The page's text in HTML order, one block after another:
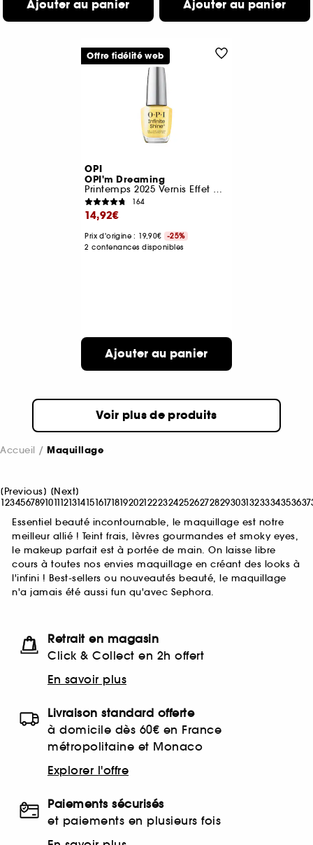
Ajouter au panier Ajouter au panier
OPI
OPI'm Dreaming
Printemps 2025 Vernis Effet Gel tenue jusqu'à 11 jours
164
14,92€
Prix d'origine : 19,90€
-25%
2 contenances disponibles
Ajouter au panier
Offre fidélité web
Voir plus de produits
Accueil Maquillage
[Previous] [Next]
12345678910111213141516171819202122232425262728293031323334353637
Essentiel beauté incontournable, le maquillage est notre
meilleur allié ! Teint frais, lèvres gourmandes et smoky eyes,
le makeup parfait est à portée de main. On laisse libre
cours à toutes nos envies maquillage en créant des looks à
l'infini ! Best-sellers ou nouveautés beauté, le maquillage
n'a jamais été aussi fun qu'avec Sephora.
Retrait en magasin
Click & Collect en 2h offert
En savoir plus
Livraison standard offerte
à domicile dès 60€ en France
métropolitaine et Monaco
Explorer l'offre
Paiements sécurisés
et paiements en plusieurs fois